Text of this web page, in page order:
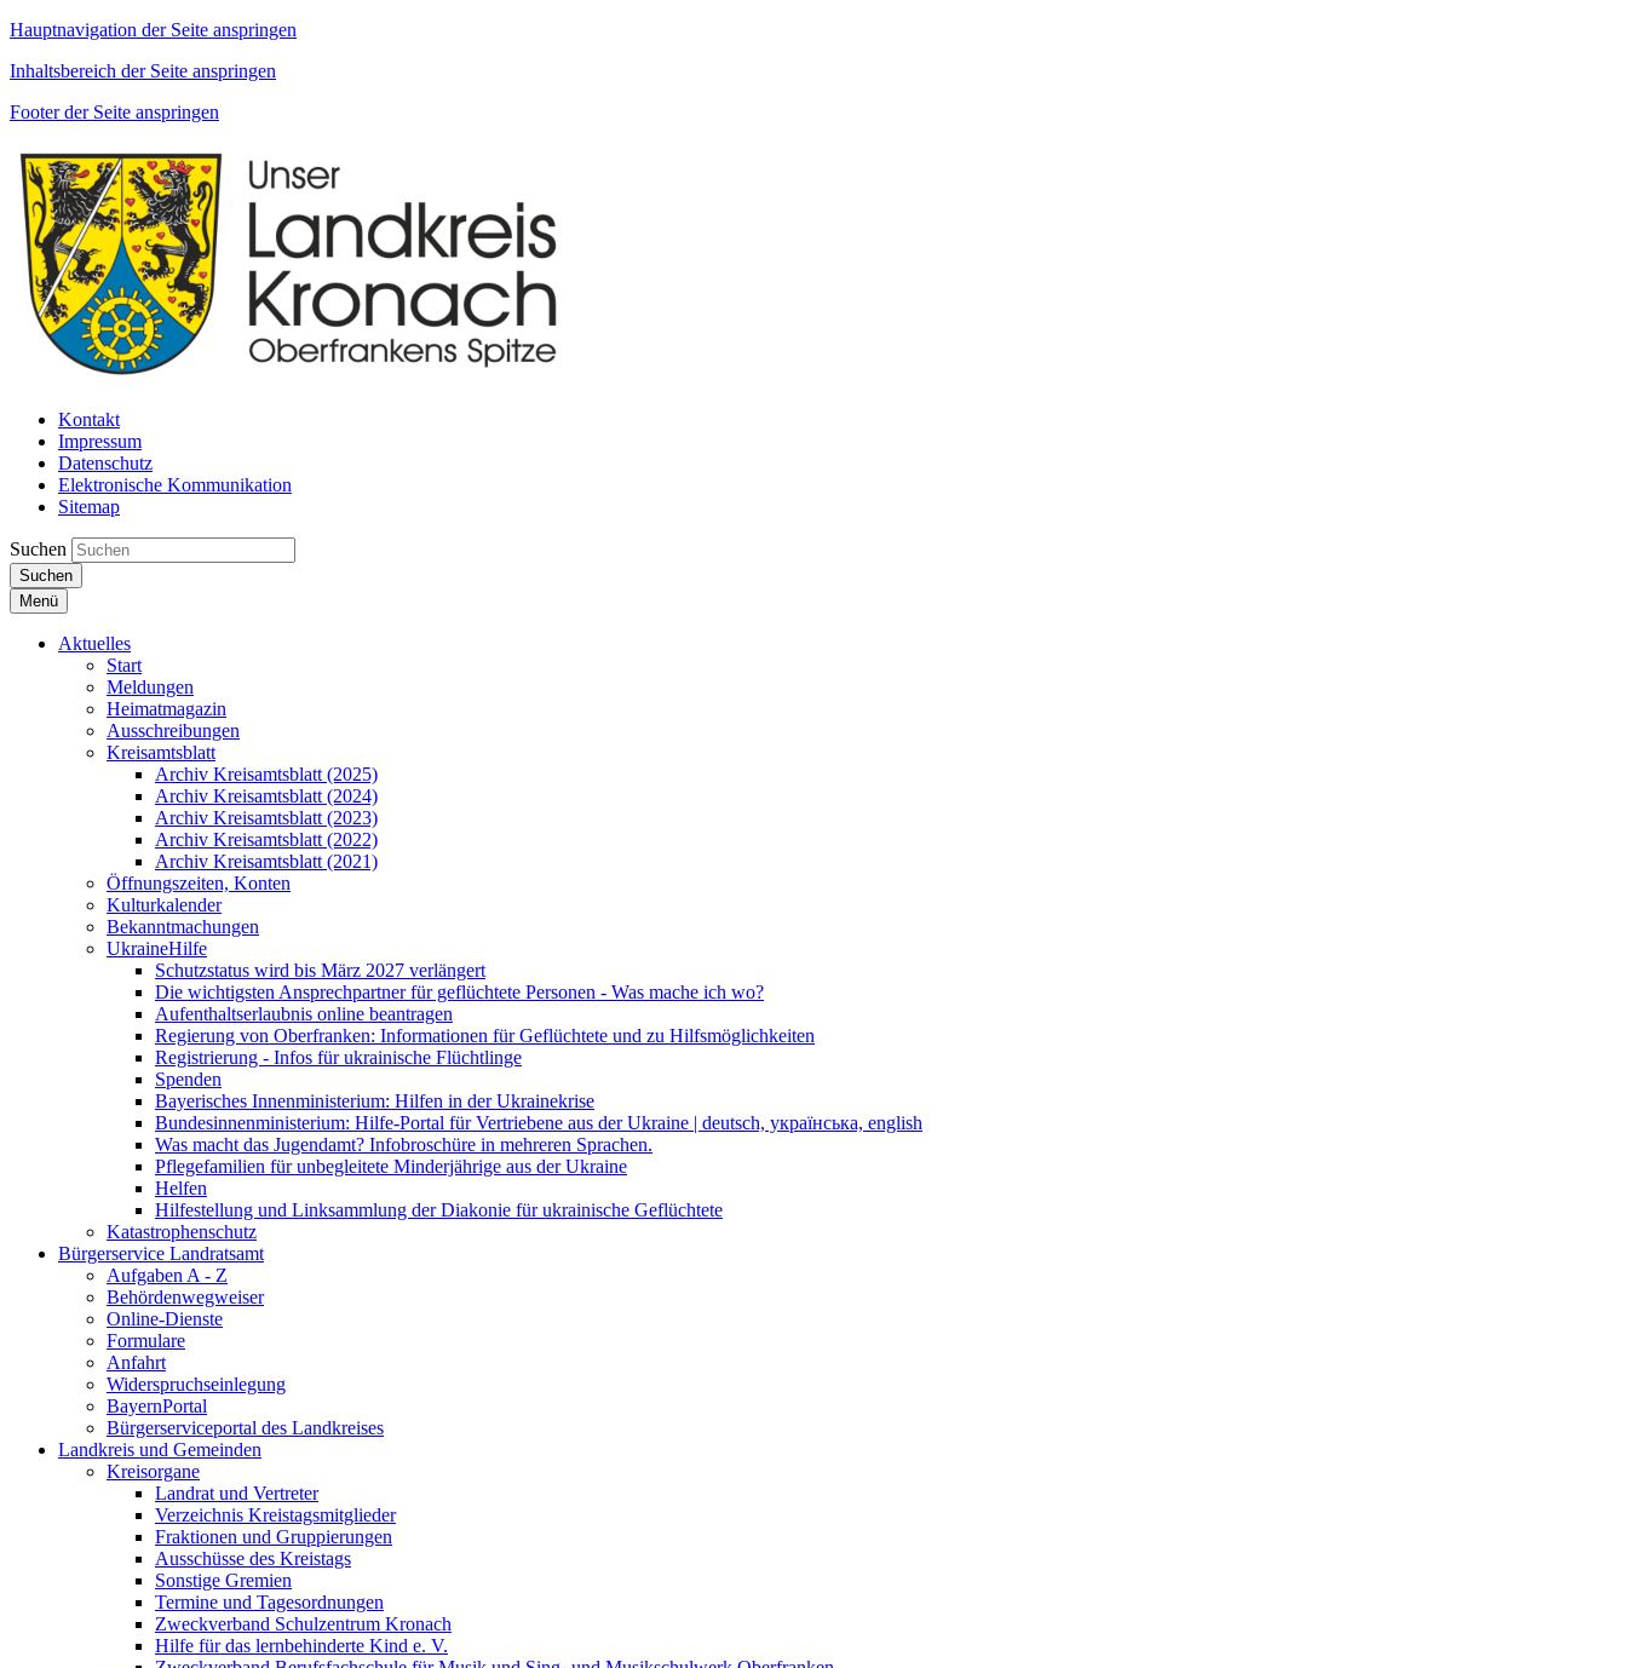
Hauptnavigation der Seite anspringen
Inhaltsbereich der Seite anspringen
Footer der Seite anspringen
Kontakt
Impressum
Datenschutz
Elektronische Kommunikation
Sitemap
Suchen
Suchen
Menü
Aktuelles
Start
Meldungen
Heimatmagazin
Ausschreibungen
Kreisamtsblatt
Archiv Kreisamtsblatt (2025)
Archiv Kreisamtsblatt (2024)
Archiv Kreisamtsblatt (2023)
Archiv Kreisamtsblatt (2022)
Archiv Kreisamtsblatt (2021)
Öffnungszeiten, Konten
Kulturkalender
Bekanntmachungen
UkraineHilfe
Schutzstatus wird bis März 2027 verlängert
Die wichtigsten Ansprechpartner für geflüchtete Personen - Was mache ich wo?
Aufenthaltserlaubnis online beantragen
Regierung von Oberfranken: Informationen für Geflüchtete und zu Hilfsmöglichkeiten
Registrierung - Infos für ukrainische Flüchtlinge
Spenden
Bayerisches Innenministerium: Hilfen in der Ukrainekrise
Bundesinnenministerium: Hilfe-Portal für Vertriebene aus der Ukraine | deutsch, українська, english
Was macht das Jugendamt? Infobroschüre in mehreren Sprachen.
Pflegefamilien für unbegleitete Minderjährige aus der Ukraine
Helfen
Hilfestellung und Linksammlung der Diakonie für ukrainische Geflüchtete
Katastrophenschutz
Bürgerservice Landratsamt
Aufgaben A - Z
Behördenwegweiser
Online-Dienste
Formulare
Anfahrt
Widerspruchseinlegung
BayernPortal
Bürgerserviceportal des Landkreises
Landkreis und Gemeinden
Kreisorgane
Landrat und Vertreter
Verzeichnis Kreistagsmitglieder
Fraktionen und Gruppierungen
Ausschüsse des Kreistags
Sonstige Gremien
Termine und Tagesordnungen
Zweckverband Schulzentrum Kronach
Hilfe für das lernbehinderte Kind e. V.